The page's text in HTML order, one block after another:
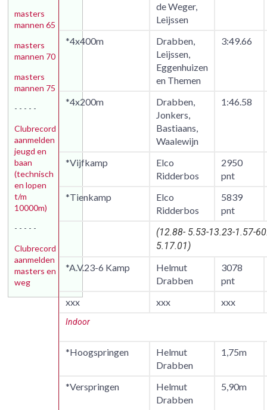
de Weger,
Leijssen
*4x400m
Drabben,
Leijssen,
Eggenhuizen
en Themen
3:49.66
*4x200m
Drabben,
Jonkers,
Bastiaans,
Waalewijn
1:46.58
*Vijfkamp
Elco
Ridderbos
2950
pnt
*Tienkamp
Elco
Ridderbos
5839
pnt
(12.88- 5.53-13.23-1.57-
5.17.01)
*A.V.23-6 Kamp
Helmut
Drabben
3078
pnt
xxx
xxx xxx
Indoor
*Hoogspringen
Helmut
Drabben
1,75m
*Verspringen
Helmut
Drabben
5,90m
masters
mannen 65
masters
mannen 70
masters
mannen 75
- - - - -
Clubrecord
aanmelden
jeugd en
baan
(technisch
en lopen
t/m
10000m)
- - - - -
Clubrecord
aanmelden
masters en
weg